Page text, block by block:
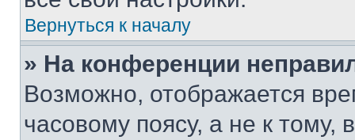
Вернуться к началу
» На конференции
Возможно, отображается
часовому поясу, а не к тому,